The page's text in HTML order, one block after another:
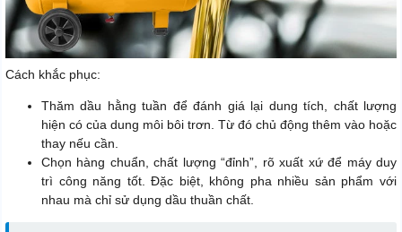
Cách khắc phục:
Thăm dầu hằng tuần để đánh giá lại dung tích, chất lượng
hiện có của dung môi bôi trơn. Từ đó chủ động thêm vào hoặc
thay nếu cần.
Chọn hàng chuẩn, chất lượng “đỉnh”, rõ xuất xứ để máy duy
trì công năng tốt. Đặc biệt, không pha nhiều sản phẩm với
nhau mà chỉ sử dụng dầu thuần chất.